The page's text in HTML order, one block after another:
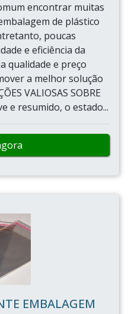
encontrar muitas
de plástico
poucas
e eficiência da
qualidade e preço
a melhor solução
VALIOSAS SOBRE
e resumido, o estado...
EMBALAGEM